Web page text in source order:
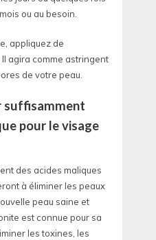
ou au besoin.
appliquez de
Il agira comme astringent
de votre peau.
suffisamment
pour le visage
des acides maliques
à éliminer les peaux
peau saine et
est connue pour sa
les toxines, les